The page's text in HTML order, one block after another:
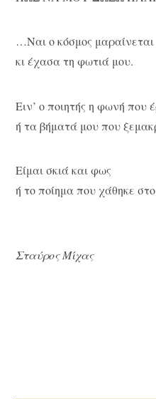
…Ναι ο κόσμος μαραίνεται
κι έχασα τη φωτιά μου.
Ειν’ ο ποιητής η φωνή που
ή τα βήματά μου που
Είμαι σκιά και φως
ή το ποίημα που χάθηκε
Σταύρος Μίχας